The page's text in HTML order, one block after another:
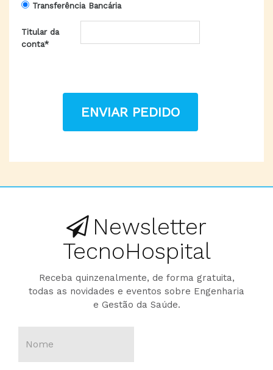
Transferência Bancária
Titular da
conta*
ENVIAR PEDIDO
Newsletter
TecnoHospital
Receba quinzenalmente, de forma gratuita,
todas as novidades e eventos sobre Engenharia
e Gestão da Saúde.